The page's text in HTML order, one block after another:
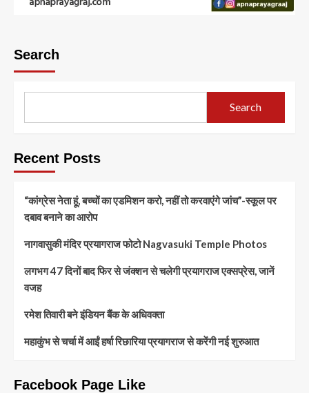
Search
Search
Recent Posts
“कांग्रेस नेता हूं, बच्चों का एडमिशन करो, नहीं तो करवाएंगे जांच”-स्कूल पर
दबाव बनाने का आरोप
नागवासुकी मंदिर प्रयागराज फोटो Nagvasuki Temple Photos
लगभग 47 दिनों बाद फिर से जंक्शन से चलेगी प्रयागराज एक्सप्रेस, जानें
वजह
रमेश तिवारी बने इंडियन बैंक के अधिवक्ता
महाकुंभ से चर्चा में आईं हर्षा रिछारिया प्रयागराज से करेंगी नई शुरुआत
Facebook Page Like